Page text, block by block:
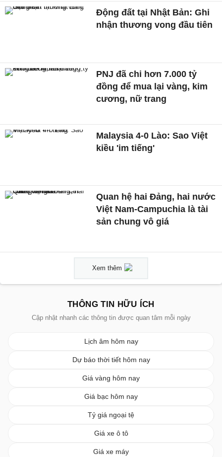
Động đất tại Nhật Bản: Ghi
nhận thương vong đầu tiên
PNJ đã chi hơn 7.000 tỷ
đồng để mua lại vàng, kim
cương, nữ trang
Malaysia 4-0 Lào: Sao Việt
kiều 'im tiếng'
Quan hệ hai Đảng, hai nước
Việt Nam-Campuchia là tài
sản chung vô giá ​
Xem thêm
THÔNG TIN HỮU ÍCH
Cập nhật nhanh các thông tin được quan tâm mỗi ngày
Lịch âm hôm nay
Dự báo thời tiết hôm nay
Giá vàng hôm nay
Giá bạc hôm nay
Tỷ giá ngoại tệ
Giá xe ô tô
Giá xe máy